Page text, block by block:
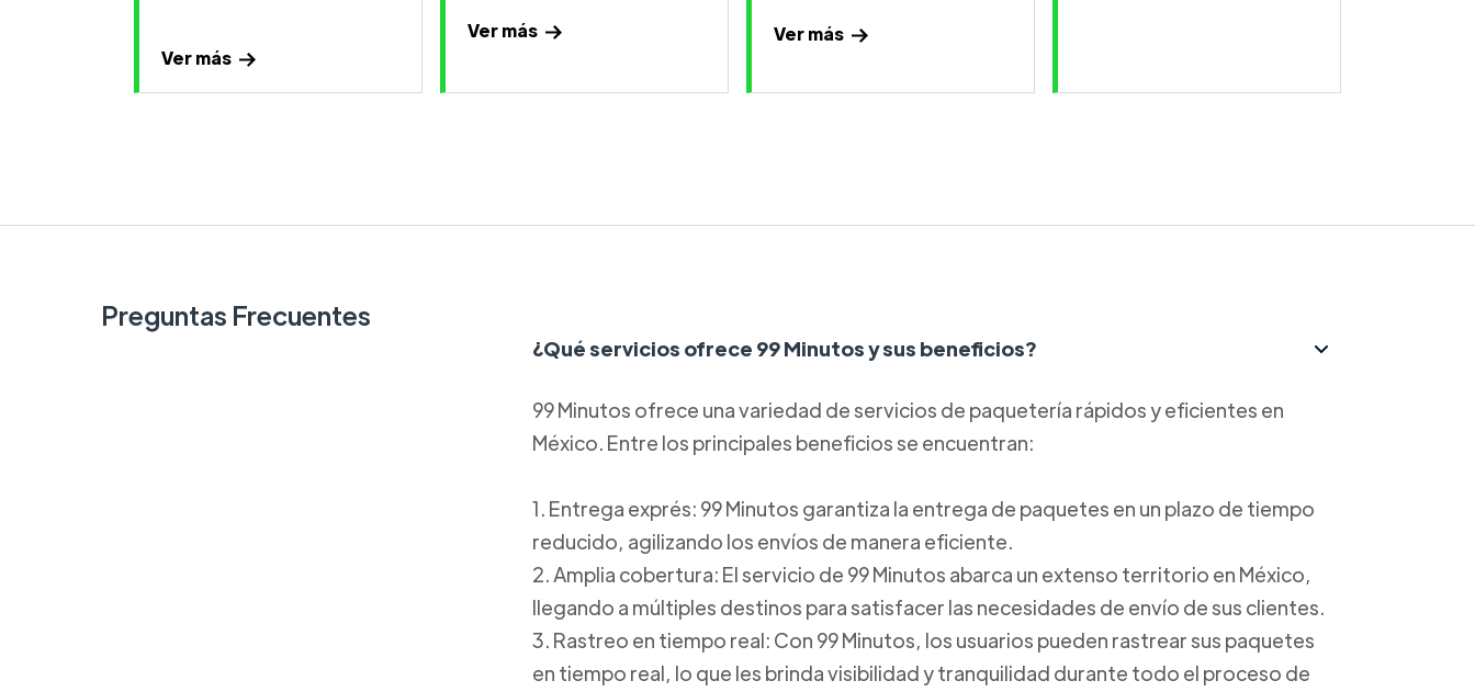
Ver más
Ver más
Ver más
Preguntas Frecuentes
¿Qué servicios ofrece 99 Minutos y sus beneficios?
99 Minutos ofrece una variedad de servicios de paquetería rápidos y eficientes en
México. Entre los principales beneficios se encuentran:
1. Entrega exprés: 99 Minutos garantiza la entrega de paquetes en un plazo de tiempo
reducido, agilizando los envíos de manera eficiente.
2. Amplia cobertura: El servicio de 99 Minutos abarca un extenso territorio en México,
llegando a múltiples destinos para satisfacer las necesidades de envío de sus clientes.
3. Rastreo en tiempo real: Con 99 Minutos, los usuarios pueden rastrear sus paquetes
en tiempo real, lo que les brinda visibilidad y tranquilidad durante todo el proceso de